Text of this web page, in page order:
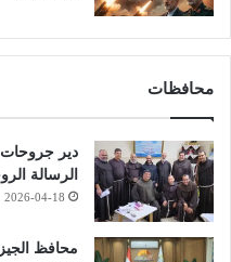
محافظات
دير جروحات
الرسالة
2026-04-18
محافظ